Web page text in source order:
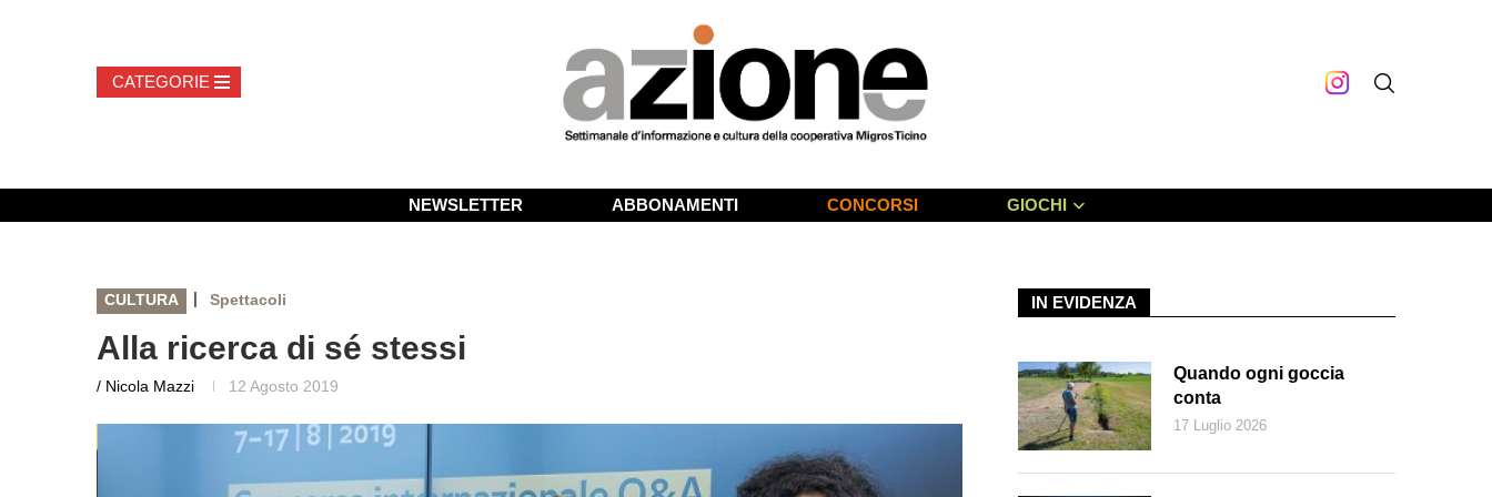
NEWSLETTER ABBONAMENTI CONCORSI GIOCHI
CULTURA | Spettacoli
Alla ricerca di sé stessi
/ Nicola Mazzi 12 Agosto 2019
IN EVIDENZA
Quando ogni goccia
conta
17 Luglio 2026